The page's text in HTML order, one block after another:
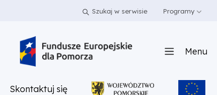
PRZEJDŹ DO TREŚCI Szukaj w serwisie Programy
Menu
Skontaktuj się